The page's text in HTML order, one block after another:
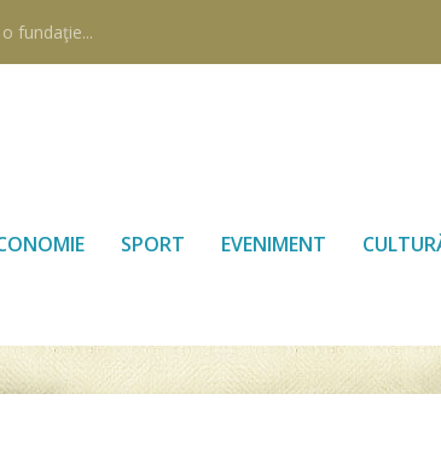
fundaţie...
SPORT EVENIMENT